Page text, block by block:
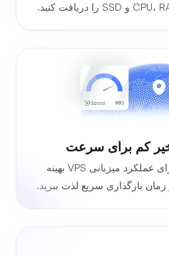
با مراکز داده دالاس که برای عملکرد میزبانی VPS بهینه
زمان بارگذاری سریع لذت ببرید.